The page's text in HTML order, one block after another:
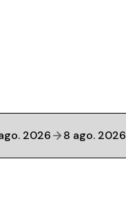
2026 8 ago. 2026